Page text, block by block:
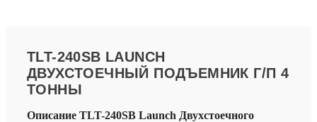
TLT-240SB LAUNCH
ДВУХСТОЕЧНЫЙ ПОДЪЕМНИК Г/П 4
ТОННЫ
Описание TLT-240SB Launch Двухстоечного